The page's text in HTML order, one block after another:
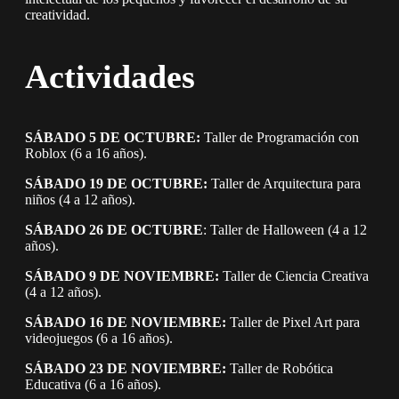
creatividad.
Actividades
SÁBADO 5 DE OCTUBRE: Taller de Programación con
Roblox (6 a 16 años).
SÁBADO 19 DE OCTUBRE: Taller de Arquitectura para
niños (4 a 12 años).
SÁBADO 26 DE OCTUBRE: Taller de Halloween (4 a 12
años).
SÁBADO 9 DE NOVIEMBRE: Taller de Ciencia Creativa
(4 a 12 años).
SÁBADO 16 DE NOVIEMBRE: Taller de Pixel Art para
videojuegos (6 a 16 años).
SÁBADO 23 DE NOVIEMBRE: Taller de Robótica
Educativa (6 a 16 años).